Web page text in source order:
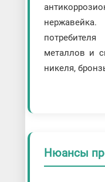
металлов и
никеля,
Нюансы